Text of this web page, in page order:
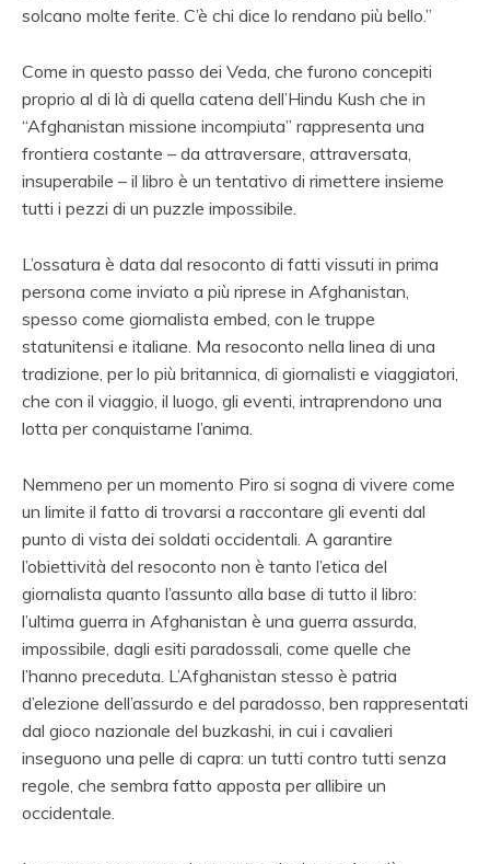
solcano molte ferite. C’è chi dice lo rendano più bello.”
Come in questo passo dei Veda, che furono concepiti
proprio al di là di quella catena dell’Hindu Kush che in
“Afghanistan missione incompiuta” rappresenta una
frontiera costante – da attraversare, attraversata,
insuperabile – il libro è un tentativo di rimettere insieme
tutti i pezzi di un puzzle impossibile.
L’ossatura è data dal resoconto di fatti vissuti in prima
persona come inviato a più riprese in Afghanistan,
spesso come giornalista embed, con le truppe
statunitensi e italiane. Ma resoconto nella linea di una
tradizione, per lo più britannica, di giornalisti e viaggiatori,
che con il viaggio, il luogo, gli eventi, intraprendono una
lotta per conquistarne l’anima.
Nemmeno per un momento Piro si sogna di vivere come
un limite il fatto di trovarsi a raccontare gli eventi dal
punto di vista dei soldati occidentali. A garantire
l’obiettività del resoconto non è tanto l’etica del
giornalista quanto l’assunto alla base di tutto il libro:
l’ultima guerra in Afghanistan è una guerra assurda,
impossibile, dagli esiti paradossali, come quelle che
l’hanno preceduta. L’Afghanistan stesso è patria
d’elezione dell’assurdo e del paradosso, ben rappresentati
dal gioco nazionale del buzkashi, in cui i cavalieri
inseguono una pelle di capra: un tutti contro tutti senza
regole, che sembra fatto apposta per allibire un
occidentale.